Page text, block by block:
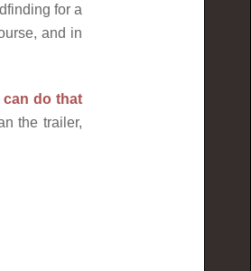
for a
and in
can do that
the trailer,